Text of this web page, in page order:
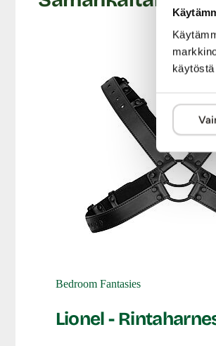
käytöstä
Bedroom Fantasies
Lionel -